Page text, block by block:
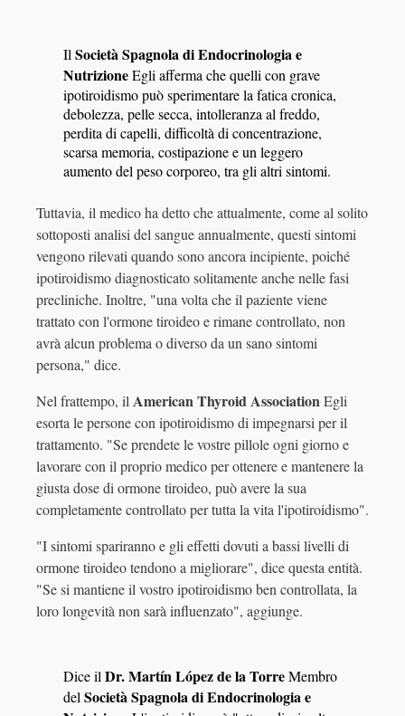
IlSocietà Spagnola di Endocrinologia e
NutrizioneEgli afferma che quelli con grave
ipotiroidismo può sperimentare la fatica cronica,
debolezza, pelle secca, intolleranza al freddo,
perdita di capelli, difficoltà di concentrazione,
scarsa memoria, costipazione e un leggero
aumento del peso corporeo, tra gli altri sintomi.
Tuttavia, il medico ha detto che attualmente, come al solito
sottoposti analisi del sangue annualmente, questi sintomi
vengono rilevati quando sono ancora incipiente, poiché
ipotiroidismo diagnosticato solitamente anche nelle fasi
precliniche. Inoltre, "una volta che il paziente viene
trattato con l'ormone tiroideo e rimane controllato, non
avrà alcun problema o diverso da un sano sintomi
persona," dice.
Nel frattempo, ilAmerican Thyroid AssociationEgli
esorta le persone con ipotiroidismo di impegnarsi per il
trattamento. "Se prendete le vostre pillole ogni giorno e
lavorare con il proprio medico per ottenere e mantenere la
giusta dose di ormone tiroideo, può avere la sua
completamente controllato per tutta la vita l'ipotiroidismo".
"I sintomi spariranno e gli effetti dovuti a bassi livelli di
ormone tiroideo tendono a migliorare", dice questa entità.
"Se si mantiene il vostro ipotiroidismo ben controllata, la
loro longevità non sarà influenzato", aggiunge.
Dice ilDr. Martín López de la TorreMembro
delSocietà Spagnola di Endocrinologia e